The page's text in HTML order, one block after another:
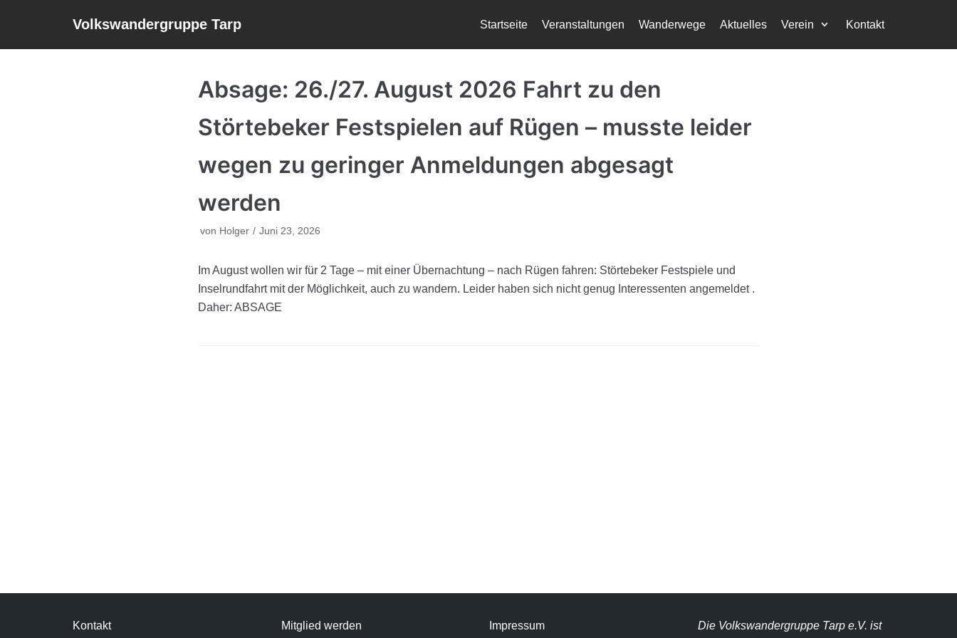
Volkswandergruppe Tarp Startseite Veranstaltungen Wanderwege Aktuelles Verein Kontakt
Absage: 26./27. August 2026 Fahrt zu den
Störtebeker Festspielen auf Rügen – musste leider
wegen zu geringer Anmeldungen abgesagt
werden
von Holger Juni 23, 2026
Im August wollen wir für 2 Tage – mit einer Übernachtung – nach Rügen fahren: Störtebeker Festspiele und
Inselrundfahrt mit der Möglichkeit, auch zu wandern. Leider haben sich nicht genug Interessenten angemeldet .
Daher: ABSAGE
Kontakt Mitglied werden Impressum Die Volkswandergruppe Tarp e.V. ist